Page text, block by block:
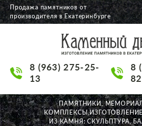
О КОМПАНИИ
НАШИ РАБОТЫ
АКЦИИ
ДОСТАВКА
Продажа памятников от
производителя в Екатеринбурге
8 (963) 275-25-
13
8
82
ПАМЯТНИКИ,
ИЗ КАМНЯ: СКУЛЬПТУРА,